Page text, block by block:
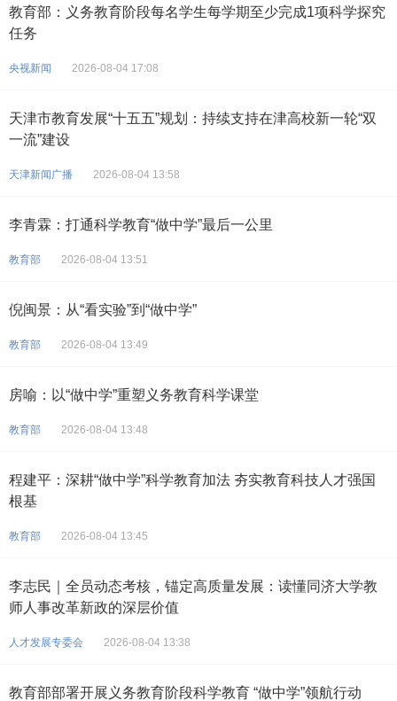
教育部：义务教育阶段每名学生每学期至少完成1项科学探究
任务
央视新闻 2026-08-04 17:08
天津市教育发展“十五五”规划：持续支持在津高校新一轮“双
一流”建设
天津新闻广播 2026-08-04 13:58
李青霖：打通科学教育“做中学”最后一公里
教育部 2026-08-04 13:51
倪闽景：从“看实验”到“做中学”
教育部 2026-08-04 13:49
房喻：以“做中学”重塑义务教育科学课堂
教育部 2026-08-04 13:48
程建平：深耕“做中学”科学教育加法 夯实教育科技人才强国
根基
教育部 2026-08-04 13:45
李志民｜全员动态考核，锚定高质量发展：读懂同济大学教
师人事改革新政的深层价值
人才发展专委会 2026-08-04 13:38
教育部部署开展义务教育阶段科学教育 “做中学”领航行动